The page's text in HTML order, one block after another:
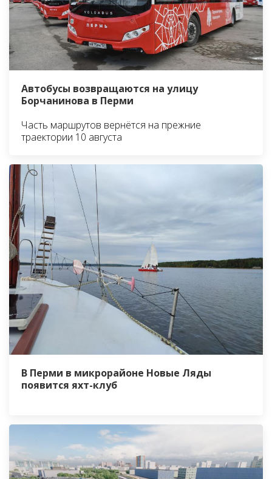
Автобусы возвращаются на улицу
Борчанинова в Перми
Часть маршрутов вернётся на прежние
траектории 10 августа
В Перми в микрорайоне Новые Ляды
появится яхт-клуб